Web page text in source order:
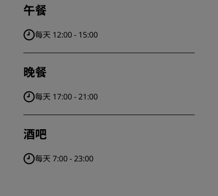
午餐
每天 12:00 - 15:00
晚餐
每天 17:00 - 21:00
酒吧
每天 7:00 - 23:00